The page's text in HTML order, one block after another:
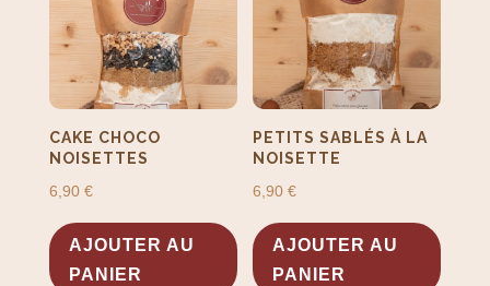
CAKE CHOCO
NOISETTES
6,90 €
AJOUTER AU
PANIER
PETITS SABLÉS À LA
NOISETTE
6,90€
AJOUTER AU
PANIER